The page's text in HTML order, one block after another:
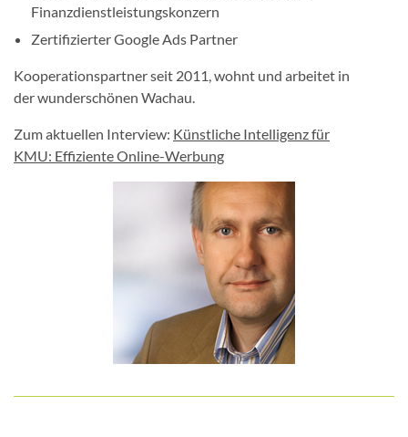
Finanzdienstleistungskonzern
Zertifizierter Google Ads Partner
Kooperationspartner seit 2011, wohnt und arbeitet in
der wunderschönen Wachau.
Zum aktuellen Interview: Künstliche Intelligenz für
KMU: Effiziente Online-Werbung